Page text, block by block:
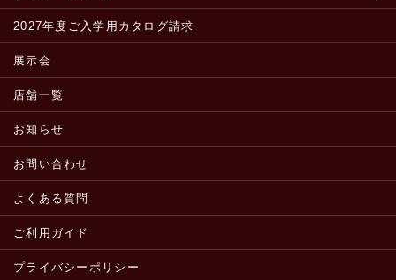
2027年度ご入学用カタログ請求
展示会
店舗一覧
お知らせ
お問い合わせ
よくある質問
ご利用ガイド
プライバシーポリシー